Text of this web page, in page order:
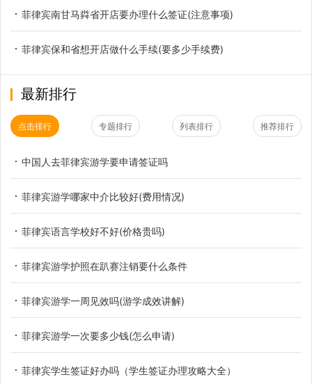
菲律宾南甘马粦省开店要办理什么签证(注意事项)
菲律宾保和省想开店做什么手续(要多少手续费)
最新排行
点击排行 专题排行 列表排行 推荐排行
中国人去菲律宾游学要申请签证吗
菲律宾游学哪家中介比较好(费用情况)
菲律宾语言学校好不好(价格贵吗)
菲律宾游学护照在趴赛注销要什么条件
菲律宾游学一周见效吗(游学成效讲解)
菲律宾游学一次要多少钱(怎么申请)
菲律宾学生签证好办吗（学生签证办理攻略大全）